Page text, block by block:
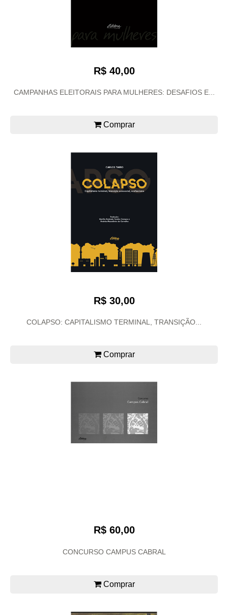
R$ 40,00
CAMPANHAS ELEITORAIS PARA MULHERES: DESAFIOS E...
Comprar
R$ 30,00
COLAPSO: CAPITALISMO TERMINAL, TRANSIÇÃO...
Comprar
R$ 60,00
CONCURSO CAMPUS CABRAL
Comprar